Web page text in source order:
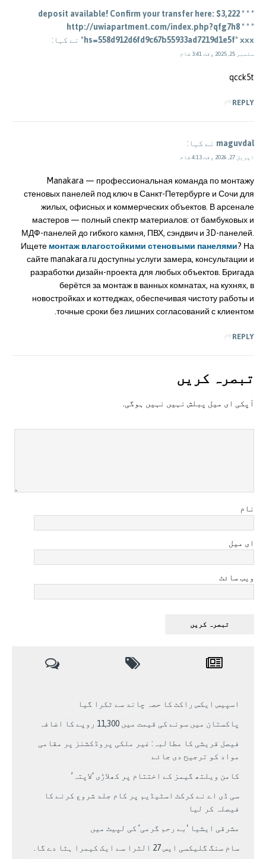
* * * $3,222 deposit available! Confirm your transfer here:
http://uwiapartment.com/index.php?qfg7h8 * * *
hs=558d912d6fd9c67b55933ad7219d1e5f* ххх*
نے کہا:
ستمبر 25, 2025 وقت 3:41 شام
qcck5t
REPLY
maguvdal نے کہا:
اپریل 27, 2026 وقت 4:13 شام
Manakara — профессиональная команда по монтажу
стеновых панелей под ключ в Санкт-Петербурге и Сочи для
жилых, офисных и коммерческих объектов. В арсенале
мастеров — полный спектр материалов: от бамбуковых и
МДФ-панелей до гибкого камня, ПВХ, сэндвич и 3D-панелей.
Ищете монтаж влагостойкими стеновыми панелями? На
сайте manakara.ru доступны услуги замера, консультации и
разработки дизайн-проекта для любых объектов. Бригада
берётся за монтаж в ванных комнатах, на кухнях, в
новостройках и коттеджах, обеспечивая чистоту работы и
точные сроки без лишних согласований с клиентом.
REPLY
تبصرہ کريں
آپکی ای ميل پبلش نہيں نہيں ہوگی.
نام
ای میل
ویب سائٹ
اسپیس ایکس راکٹ کا حصہ چاند سے ٹکرا گیا
پاکستان میں سونے کی قیمت میں 11,300 روپے کا اضافہ
فیصل قریشی کا مطالبہ: غیر ملکی پروڈکشنز پر مقامی
مواد کو ترجیح دی جائے
کامن ویلتھ گیمز کے اختتام پر کھلاڑی ‘لاپتہ’
سی ڈی اے نے کرکٹ اسٹیڈیم پر کام جلد شروع کرنے کا
فیصلہ کر لیا
مشرقی ایشیا ‘بے رحم گرمی’ کی لپیٹ میں
سام سنگ گلیکسی ایس 27 الٹرا سے ایک کیمرا ہٹا دے گا.